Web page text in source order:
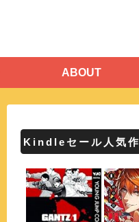
ABOUT
Kindleセール人気作